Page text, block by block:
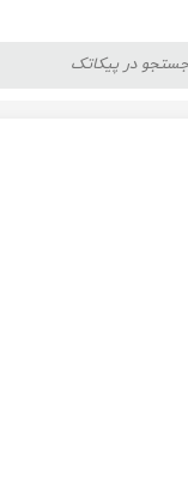
لرزه گیر لاستیکی